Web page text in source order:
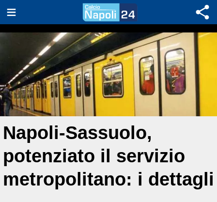
Napoli-Sassuolo,
potenziato il servizio
metropolitano: i dettagli